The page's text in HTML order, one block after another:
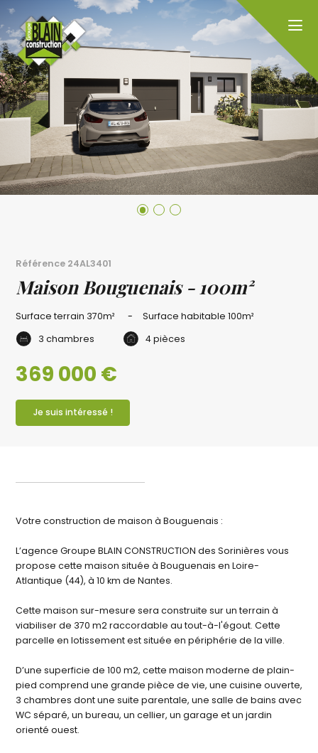
Référence 24AL3401
Maison Bouguenais - 100m²
Surface terrain 370m² Surface habitable100m²
3 chambres
4 pièces
369 000 €
Je suis intéressé !
Votre construction de maison à Bouguenais :
L’agence Groupe BLAIN CONSTRUCTION des Sorinières vous
propose cette maison située à Bouguenais en Loire-
Atlantique (44), à 10 km de Nantes.
Cette maison sur-mesure sera construite sur un terrain à
viabiliser de 370 m2 raccordable au tout-à-l'égout. Cette
parcelle en lotissement est située en périphérie de la ville.
D’une superficie de 100 m2, cette maison moderne de plain-
pied comprend une grande pièce de vie, une cuisine ouverte,
3 chambres dont une suite parentale, une salle de bains avec
WC séparé, un bureau, un cellier, un garage et un jardin
orienté ouest.